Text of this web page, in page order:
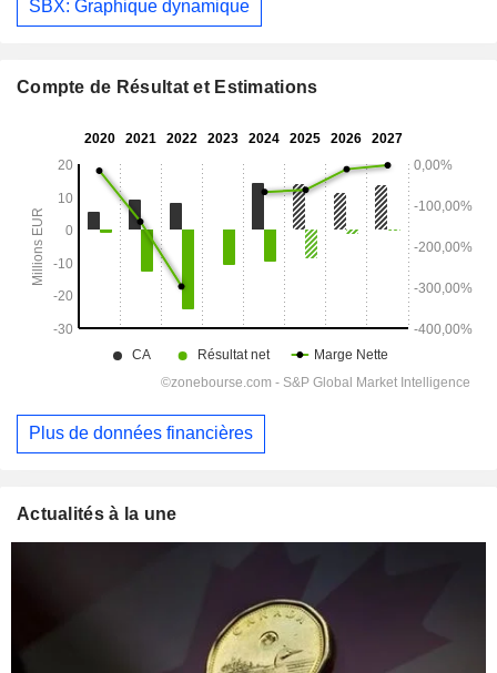
SBX: Graphique dynamique
Compte de Résultat et Estimations
Plus de données financières
Actualités à la une